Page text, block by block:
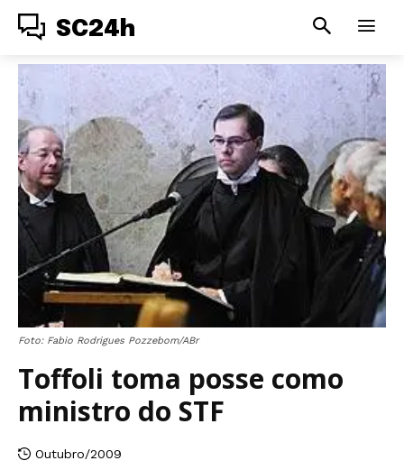
SC24h
Foto: Fabio Rodrigues Pozzebom/ABr
Toffoli toma posse como
ministro do STF
Outubro/2009